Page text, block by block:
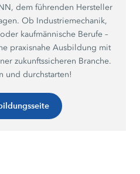
dem führenden Hersteller
Ob Industriemechanik,
kaufmännische Berufe –
praxisnahe Ausbildung mit
zukunftssicheren Branche.
und durchstarten!